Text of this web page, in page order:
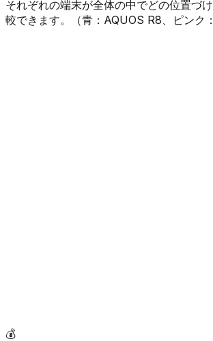
それぞれの端末が全体の中でどの位置づ
較できます。（青 ： AQUOS R8 ピンク ：
💰